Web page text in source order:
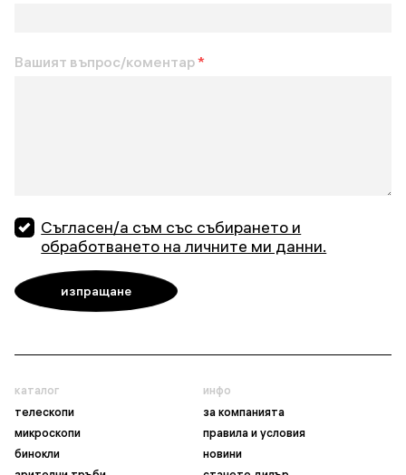
Вашият въпрос/коментар*
Съгласен/а съм със събирането и
обработването на личните ми данни.
каталог
телескопи
микроскопи
бинокли
инфо
за компанията
правила и условия
новини